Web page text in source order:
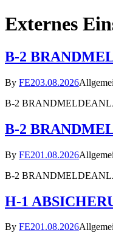
Externes
B-2
By FE203.08.2026
B-2
B-2
By FE201.08.2026
B-2
H-1
By FE201.08.2026